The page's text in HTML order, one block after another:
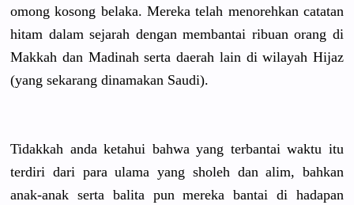
omong kosong belaka. Mereka telah menorehkancatatan
hitam dalam sejarah dengan membantai ribuan orang di
Makkah dan Madinah serta daerah lain di wilayah Hijaz
(yang sekarang dinamakan Saudi).
Tidakkah anda ketahui bahwa yang terbantai waktu itu
terdiri dari para ulama yang sholeh dan alim, bahkan
anak-anak serta balita pun mereka bantai di hadapan